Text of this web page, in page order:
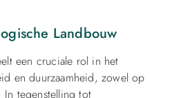
Landbouw
een cruciale rol in het
en duurzaamheid, zowel op
In tegenstelling tot